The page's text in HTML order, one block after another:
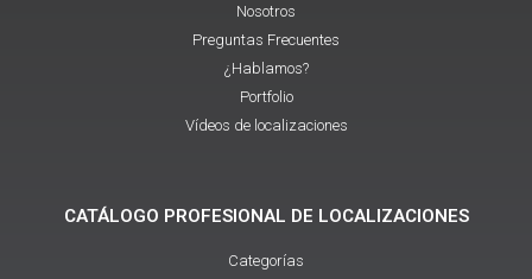
Nosotros
Preguntas Frecuentes
¿Hablamos?
Portfolio
Vídeos de localizaciones
CATÁLOGO PROFESIONAL DE LOCALIZACIONES
Categorías